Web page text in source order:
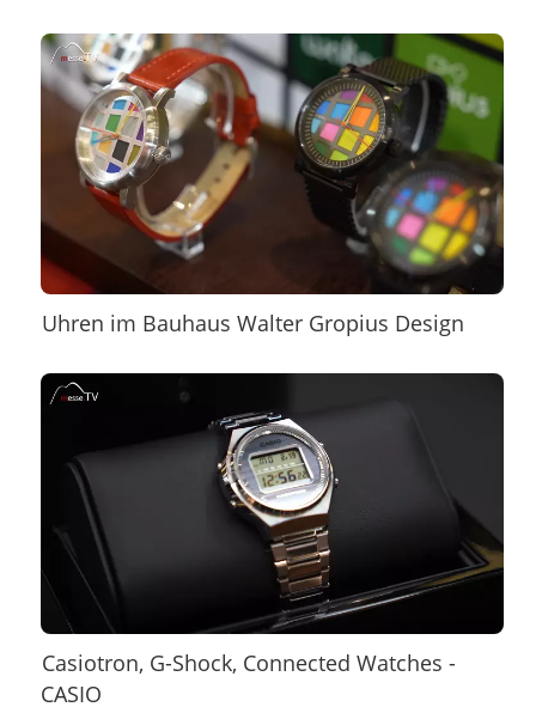
Uhren im Bauhaus Walter Gropius Design
Casiotron, G-Shock, Connected Watches -
CASIO